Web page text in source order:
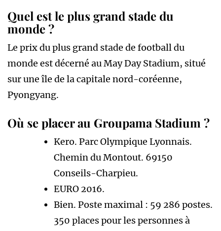
Quel est le plus grand stade du
monde ?
Le prix du plus grand stade de football du
monde est décerné au May Day Stadium, situé
sur une île de la capitale nord-coréenne,
Pyongyang.
Où se placer au Groupama Stadium ?
Kero. Parc Olympique Lyonnais.
Chemin du Montout. 69150
Conseils-Charpieu.
EURO 2016.
Bien. Poste maximal : 59 286 postes.
350 places pour les personnes à